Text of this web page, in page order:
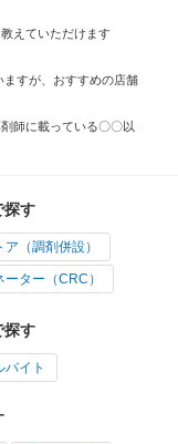
えていただけます
ますが、おすすめの店舗
師に載っている〇〇以
探す
ア（調剤併設）
ター（CRC）
探す
バイト